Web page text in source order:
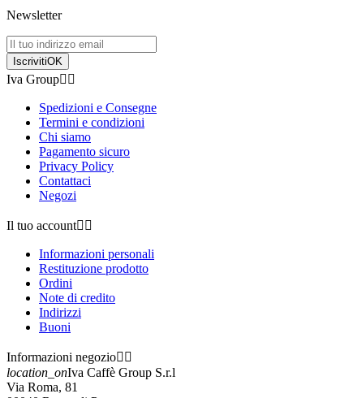
Newsletter
IscrivitiOK
Iva Group 
Spedizioni e Consegne
Termini e condizioni
Chi siamo
Pagamento sicuro
Privacy Policy
Contattaci
Negozi
Il tuo account 
Informazioni personali
Restituzione prodotto
Ordini
Note di credito
Indirizzi
Buoni
Informazioni negozio 
location_onIva Caffè Group S.r.l
Via Roma, 81